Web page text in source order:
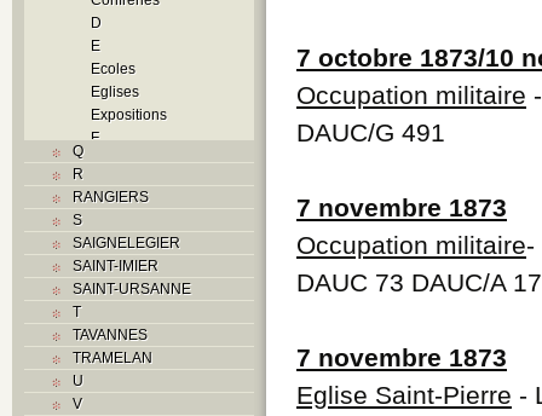
D
E
Ecoles
Eglises
Expositions
F
H
Guerres
Occupations
militaires
I
Q
R
RANGIERS
S
SAIGNELEGIER
SAINT-IMIER
SAINT-URSANNE
T
TAVANNES
TRAMELAN
U
V
7 octobre 1873/10
Occupation militaire
DAUC/G 491
7 novembre 1873
Occupation militaire-
DAUC 73 DAUC/A
7 novembre 1873
Eglise Saint-Pierre -